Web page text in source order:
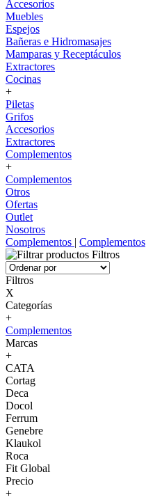
Accesorios
Muebles
Espejos
Bañeras e Hidromasajes
Mamparas y Receptáculos
Extractores
Cocinas
+
Piletas
Grifos
Accesorios
Extractores
Complementos
+
Complementos
Otros
Ofertas
Outlet
Nosotros
Complementos | Complementos
Filtros
Filtros
X
Categorías
+
Complementos
Marcas
+
CATA
Cortag
Deca
Docol
Ferrum
Genebre
Klaukol
Roca
Fit Global
Precio
+